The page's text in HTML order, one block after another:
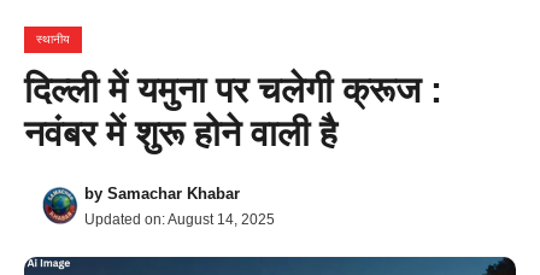
स्थानीय
दिल्ली में यमुना पर चलेगी क्रूज :
नवंबर में शुरू होने वाली है
by Samachar Khabar
Updated on:August 14, 2025